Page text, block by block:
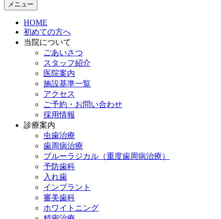
メニュー
HOME
初めての方へ
当院について
ごあいさつ
スタッフ紹介
医院案内
施設基準一覧
アクセス
ご予約・お問い合わせ
採用情報
診療案内
虫歯治療
歯周病治療
ブルーラジカル（重度歯周病治療）
予防歯科
入れ歯
インプラント
審美歯科
ホワイトニング